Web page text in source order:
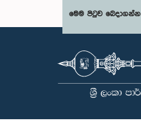
මෙම පිටුව බෙදාගන්න